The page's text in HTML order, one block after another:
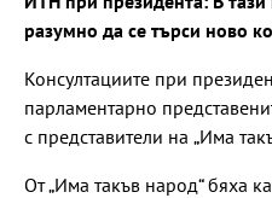
разумно да се търси ново
Консултациите при
парламентарно
с представители на „Има
От „Има такъв народ“ бяха